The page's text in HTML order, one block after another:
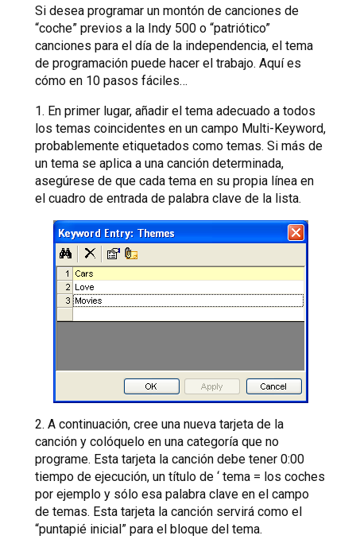
Si desea programar un montón de canciones de
“coche” previos a la Indy 500 o “patriótico”
canciones para el día de la independencia, el tema
de programación puede hacer el trabajo. Aquí es
cómo en 10 pasos fáciles…
1. En primer lugar, añadir el tema adecuado a todos
los temas coincidentes en un campo Multi-Keyword,
probablemente etiquetados como temas. Si más de
un tema se aplica a una canción determinada,
asegúrese de que cada tema en su propia línea en
el cuadro de entrada de palabra clave de la lista.
2. A continuación, cree una nueva tarjeta de la
canción y colóquelo en una categoría que no
programe. Esta tarjeta la canción debe tener 0:00
tiempo de ejecución, un título de ‘ tema = los coches
por ejemplo y sólo esa palabra clave en el campo
de temas. Esta tarjeta la canción servirá como el
“puntapié inicial” para el bloque del tema.